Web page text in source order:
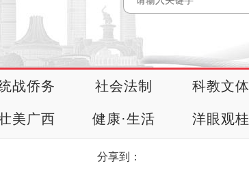
战侨务 社会法制 科教文体
美广西 健康·生活 洋眼观桂
分享到：